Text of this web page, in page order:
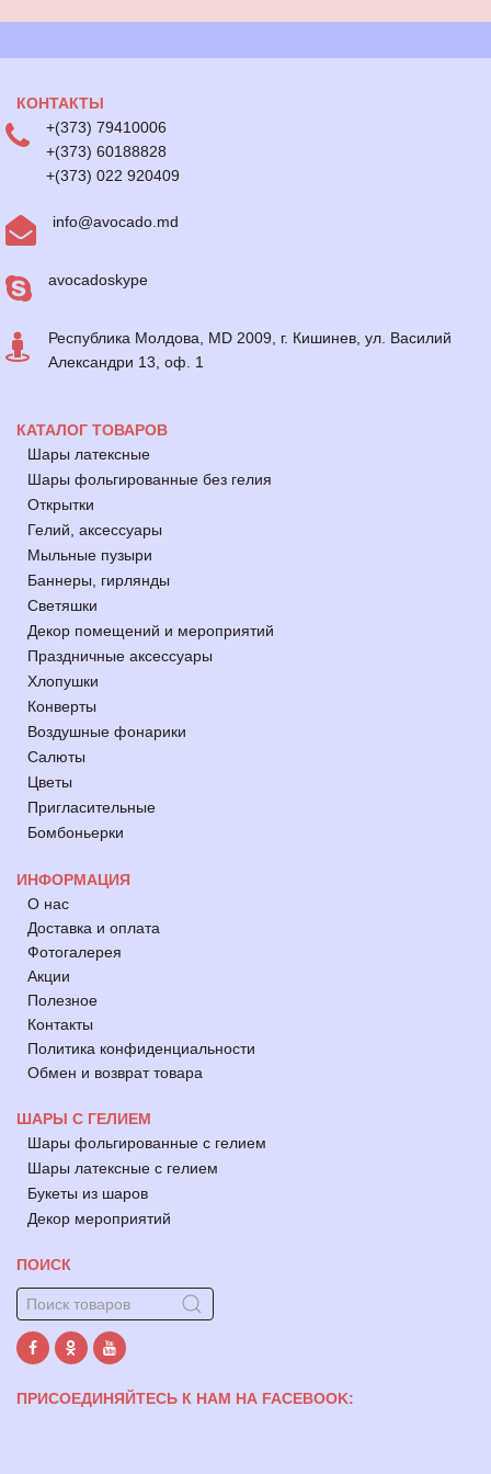
КОНТАКТЫ
+(373) 79410006
+(373) 60188828
+(373) 022 920409
info@avocado.md
avocadoskype
Республика Молдова, MD 2009, г. Кишинев, ул. Василий
Александри 13, оф. 1
КАТАЛОГ ТОВАРОВ
Шары латексные
Шары фольгированные без гелия
Открытки
Гелий, аксессуары
Мыльные пузыри
Баннеры, гирлянды
Светяшки
Декор помещений и мероприятий
Праздничные аксессуары
Хлопушки
Конверты
Воздушные фонарики
Салюты
Цветы
Пригласительные
Бомбоньерки
ИНФОРМАЦИЯ
О нас
Доставка и оплата
Фотогалерея
Акции
Полезное
Контакты
Политика конфиденциальности
Обмен и возврат товара
ШАРЫ С ГЕЛИЕМ
Шары фольгированные с гелием
Шары латексные с гелием
Букеты из шаров
Декор мероприятий
ПОИСК
ПРИСОЕДИНЯЙТЕСЬ К НАМ НА FACEBOOK: